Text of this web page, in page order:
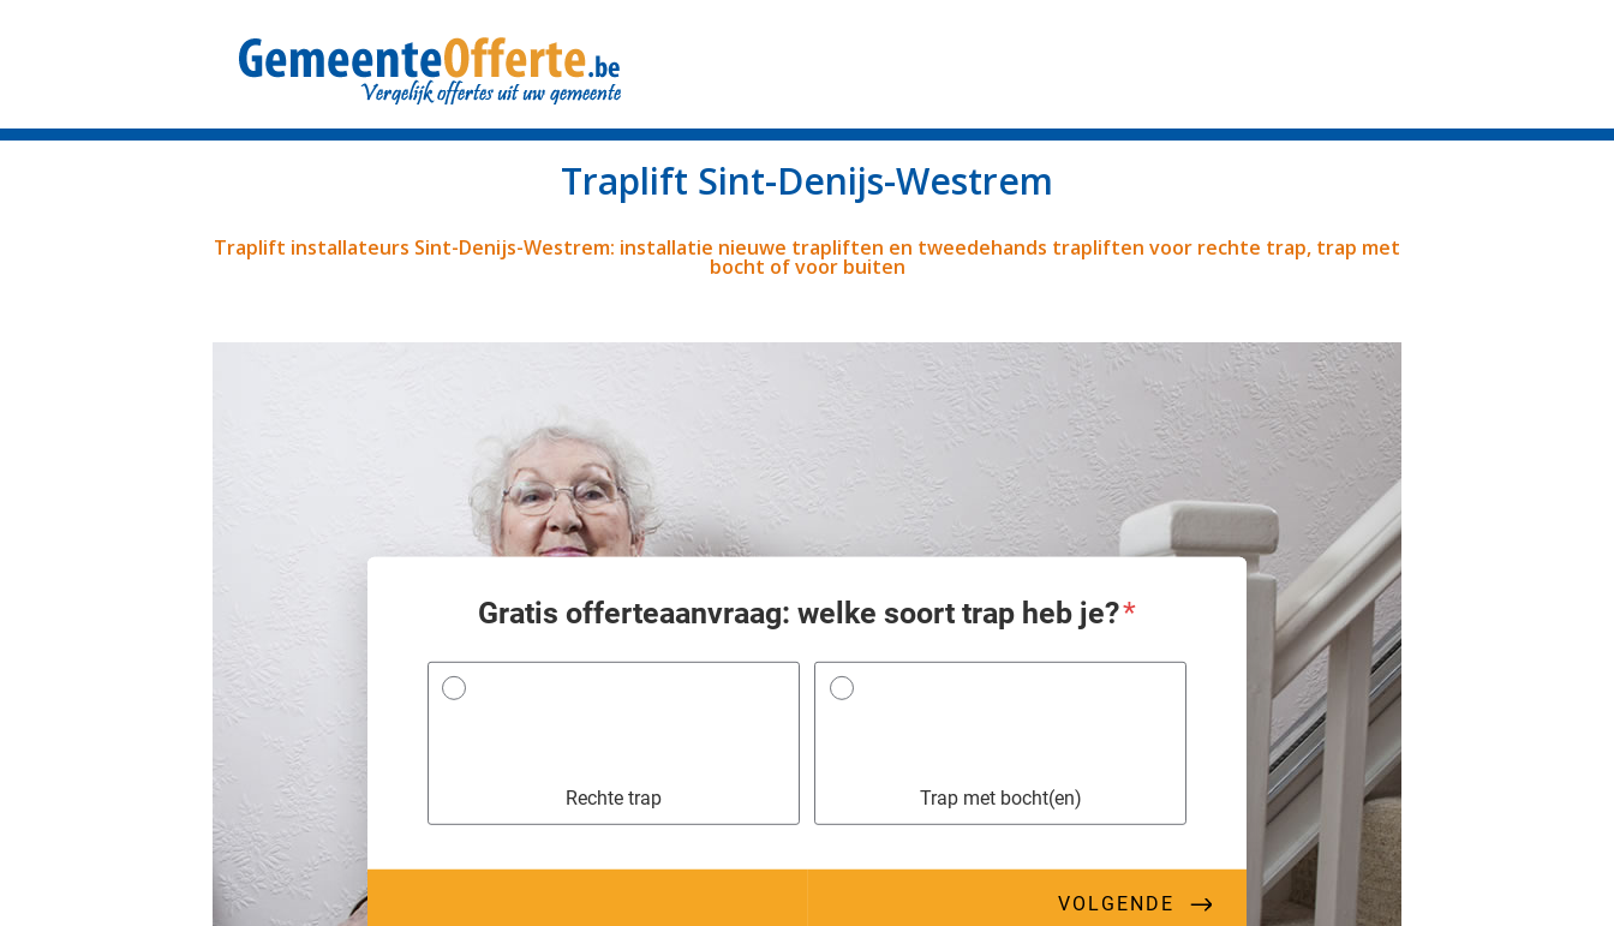
Traplift Sint-Denijs-Westrem
Traplift installateurs Sint-Denijs-Westrem: installatie nieuwe trapliften en tweedehands trapliften voor rechte trap, trap met
bocht of voor buiten